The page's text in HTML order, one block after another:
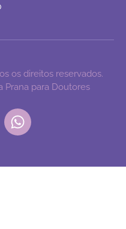
os direitos reservados.
Prana para Doutores